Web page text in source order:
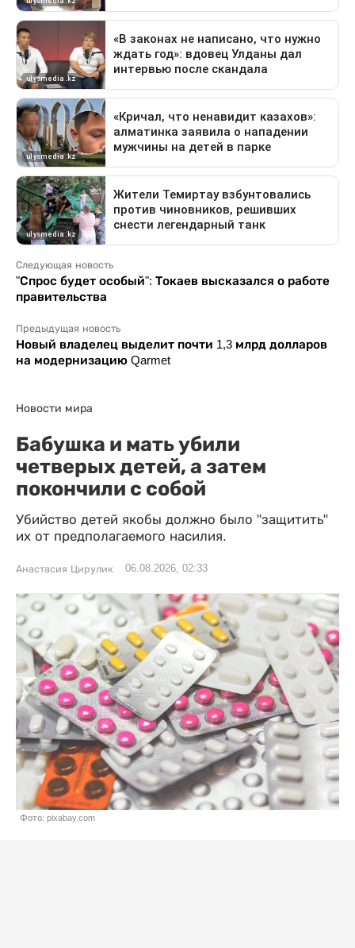
Следующая новость
"Спрос будет особый": Токаев высказался о работе
правительства
Предыдущая новость
Новый владелец выделит почти 1,3 млрд долларов
на модернизацию Qarmet
Новости мира
Бабушка и мать убили
четверых детей, а затем
покончили с собой
Убийство детей якобы должно было "защитить"
их от предполагаемого насилия.
Анастасия Цирулик 06.08.2026, 02:33
Фото: pixabay.com